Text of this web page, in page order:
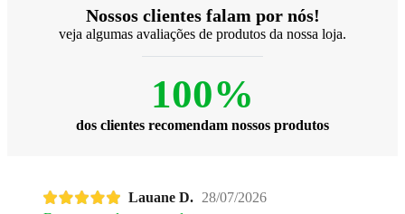
Nossos clientes falam por nós!
veja algumas avaliações de produtos da nossa loja.
100%
dos clientes recomendam nossos produtos
Lauane D. 28/07/2026